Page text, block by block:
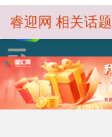
睿迎网 相关话题